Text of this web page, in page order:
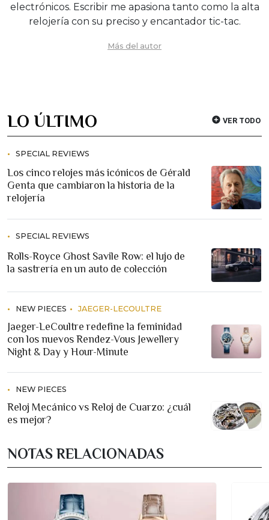
electrónicos. Escribir me apasiona tanto como la alta
relojería con su preciso y encantador tic-tac.
Más del autor
LO ÚLTIMO VER TODO
SPECIAL REVIEWS
Los cinco relojes más icónicos de Gérald
Genta que cambiaron la historia de la
relojería
SPECIAL REVIEWS
Rolls-Royce Ghost Savile Row: el lujo de
la sastrería en un auto de colección
NEW PIECES JAEGER-LECOULTRE
Jaeger-LeCoultre redefine la feminidad
con los nuevos Rendez-Vous Jewellery
Night & Day y Hour-Minute
NEW PIECES
Reloj Mecánico vs Reloj de Cuarzo: ¿cuál
es mejor?
NOTAS RELACIONADAS